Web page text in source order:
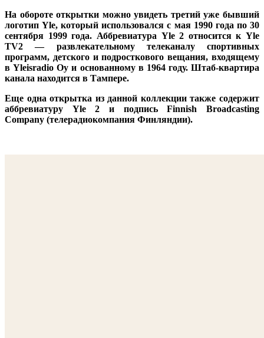
На обороте открытки можно увидеть третий уже бывший
логотип Yle, который использовался с мая 1990 года по 30
сентября 1999 года. Аббревиатура Yle 2 относится к Yle
TV2 — развлекательному телеканалу спортивных
программ, детского и подросткового вещания, входящему
в Yleisradio Oy и основанному в 1964 году. Штаб-квартира
канала находится в Тампере.
Еще одна открытка из данной коллекции также содержит
аббревиатуру Yle 2 и подпись Finnish Broadcasting
Company (телерадиокомпания Финляндии).